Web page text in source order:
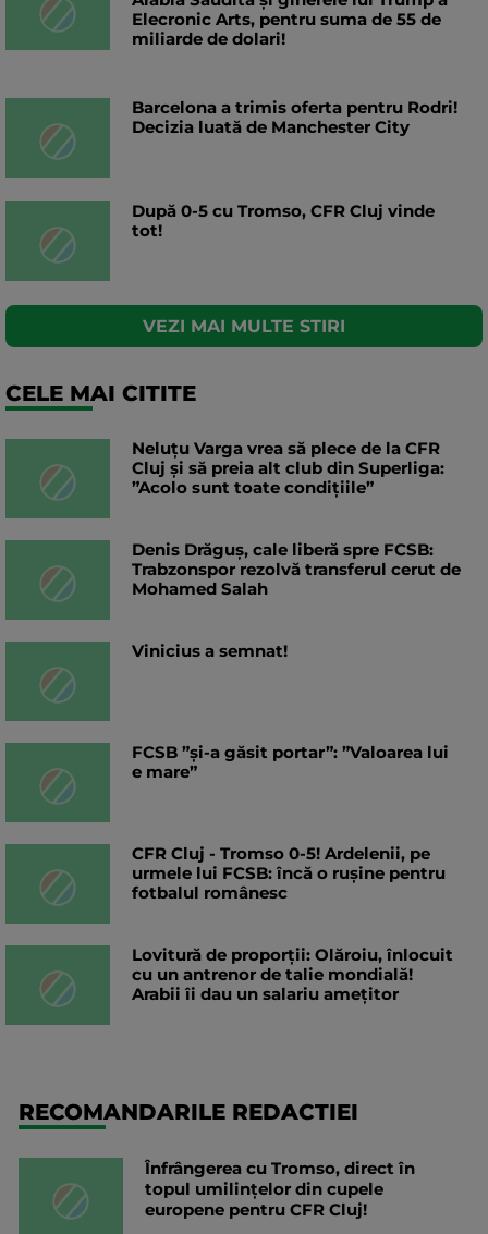
Elecronic Arts, pentru suma de 55 de
miliarde de dolari!
Barcelona a trimis oferta pentru Rodri!
Decizia luată de Manchester City
După 0-5 cu Tromso, CFR Cluj vinde
tot!
VEZI MAI MULTE STIRI
CELE MAI CITITE
Neluțu Varga vrea să plece de la CFR
Cluj și să preia alt club din Superliga:
”Acolo sunt toate condițiile”
Denis Drăguș, cale liberă spre FCSB:
Trabzonspor rezolvă transferul cerut de
Mohamed Salah
Vinicius a semnat!
FCSB ”și-a găsit portar”: ”Valoarea lui
e mare”
CFR Cluj - Tromso 0-5! Ardelenii, pe
urmele lui FCSB: încă o rușine pentru
fotbalul românesc
Lovitură de proporții: Olăroiu, înlocuit
cu un antrenor de talie mondială!
Arabii îi dau un salariu amețitor
RECOMANDARILE REDACTIEI
Înfrângerea cu Tromso, direct în
topul umilințelor din cupele
europene pentru CFR Cluj!